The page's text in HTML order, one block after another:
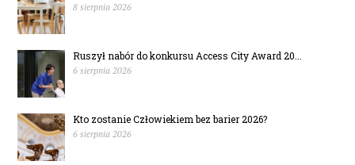
8 sierpnia 2026
Ruszył nabór do konkursu Access City Award 20...
6 sierpnia 2026
Kto zostanie Człowiekiem bez barier 2026?
6 sierpnia 2026